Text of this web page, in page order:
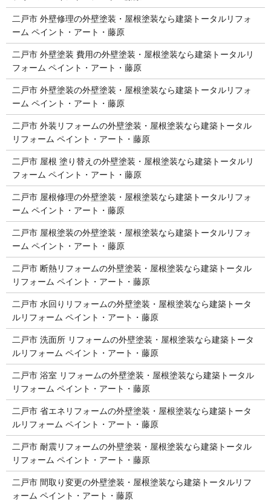
二戸市 外壁修理の外壁塗装・屋根塗装なら建築トータルリフォ
ーム ペイント・アート・藤原
二戸市 外壁塗装 費用の外壁塗装・屋根塗装なら建築トータルリ
フォーム ペイント・アート・藤原
二戸市 外壁塗装の外壁塗装・屋根塗装なら建築トータルリフォ
ーム ペイント・アート・藤原
二戸市 外装リフォームの外壁塗装・屋根塗装なら建築トータル
リフォーム ペイント・アート・藤原
二戸市 屋根 塗り替えの外壁塗装・屋根塗装なら建築トータルリ
フォーム ペイント・アート・藤原
二戸市 屋根修理の外壁塗装・屋根塗装なら建築トータルリフォ
ーム ペイント・アート・藤原
二戸市 屋根塗装の外壁塗装・屋根塗装なら建築トータルリフォ
ーム ペイント・アート・藤原
二戸市 断熱リフォームの外壁塗装・屋根塗装なら建築トータル
リフォーム ペイント・アート・藤原
二戸市 水回りリフォームの外壁塗装・屋根塗装なら建築トータ
ルリフォーム ペイント・アート・藤原
二戸市 洗面所 リフォームの外壁塗装・屋根塗装なら建築トータ
ルリフォーム ペイント・アート・藤原
二戸市 浴室 リフォームの外壁塗装・屋根塗装なら建築トータル
リフォーム ペイント・アート・藤原
二戸市 省エネリフォームの外壁塗装・屋根塗装なら建築トータ
ルリフォーム ペイント・アート・藤原
二戸市 耐震リフォームの外壁塗装・屋根塗装なら建築トータル
リフォーム ペイント・アート・藤原
二戸市 間取り変更の外壁塗装・屋根塗装なら建築トータルリフ
ォーム ペイント・アート・藤原